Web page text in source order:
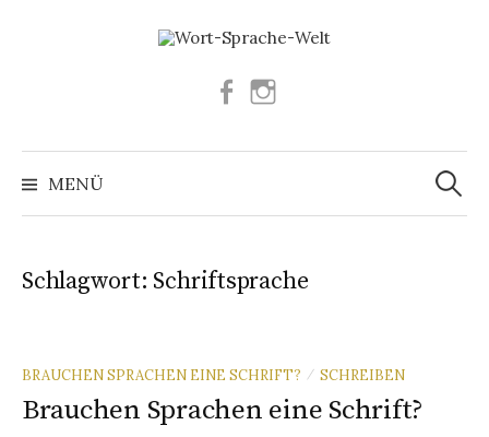
Facebook
MENÜ
Suchen
nach:
Schlagwort: Schriftsprache
BRAUCHEN SPRACHEN EINE SCHRIFT? / SCHREIBEN
Brauchen Sprachen eine Schrift?